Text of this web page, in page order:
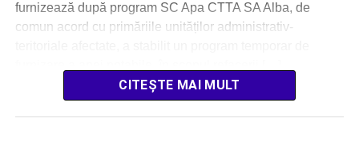
furnizează după program SC Apa CTTA SA Alba, de
comun acord cu primăriile unităților administrativ-
CITEȘTE MAI MULT